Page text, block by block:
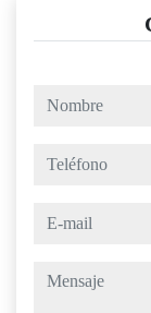
nombre
teléfono
e-mail
mensaje